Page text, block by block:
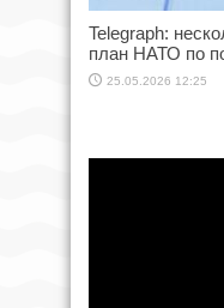
Telegraph:
план НАТО по
25.05.2026 12:25